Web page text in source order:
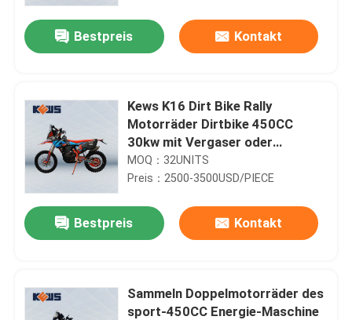
Produkte
Bestpreis Kontakt
Kews K16 Dirt Bike Rally
Motorräder Dirtbike 450CC
30kw mit Vergaser oder
Kraftstoffeinspritzung
MOQ：32UNITS
Preis：2500-3500USD/PIECE
Bestpreis Kontakt
Sammeln Doppelmotorräder des
sport-450CC Energie-Maschine